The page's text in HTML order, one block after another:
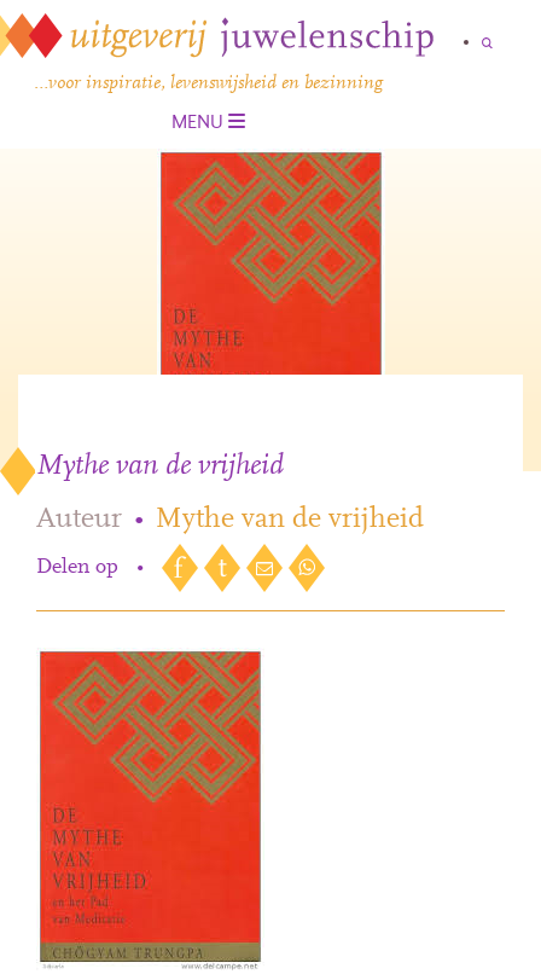
…voor inspiratie, levenswijsheid en bezinning
MENU
Mythe van de vrijheid
Auteur • Mythe van de vrijheid
Delen op •